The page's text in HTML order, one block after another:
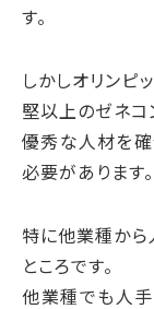
す。
しかしオリンピ
堅以上のゼネコ
優秀な人材を確
必要があります。
特に他業種か
ところです。
他業種でも人手